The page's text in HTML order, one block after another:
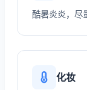
酷暑炎炎，尽
化妆